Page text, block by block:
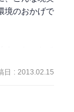
境のおかげで
普通になっ
か」と読み
日 : 2013.02.15